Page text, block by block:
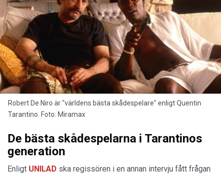
Robert De Niro är "världens bästa skådespelare" enligt Quentin
Tarantino. Foto: Miramax
De bästa skådespelarna i Tarantinos
generation
Enligt UNILAD ska regissören i en annan intervju fått frågan